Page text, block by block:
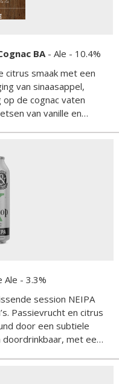
BA - Ale - 10.4%
citrus smaak met een
van sinaasappel,
de cognac vaten
van vanille en
Ale - 3.3%
session NEIPA
Passievrucht en citrus
door een subtiele
met een